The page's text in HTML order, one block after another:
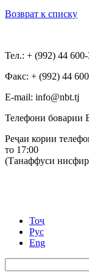
Возврат к списку
Тел.: + (992) 44
Факс: + (992) 44
Е-mail: info@nbt.tj
Телефони боварии
Реҷаи кории
то 17:00
(Танаффуси
Тоҷ
Рус
Eng